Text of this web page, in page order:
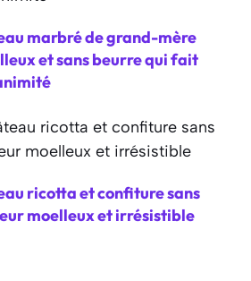
marbré de grand-mère
et sans beurre qui fait
ricotta et confiture sans
moelleux et irrésistible